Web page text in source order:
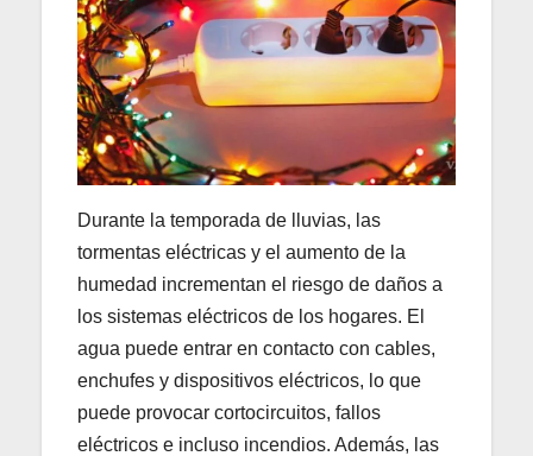
Durante la temporada de lluvias, las
tormentas eléctricas y el aumento de la
humedad incrementan el riesgo de daños a
los sistemas eléctricos de los hogares. El
agua puede entrar en contacto con cables,
enchufes y dispositivos eléctricos, lo que
puede provocar cortocircuitos, fallos
eléctricos e incluso incendios. Además, las